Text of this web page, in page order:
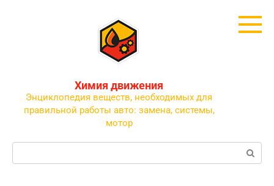
Химия движения
Энциклопедия веществ, необходимых для
правильной работы авто: замена, системы,
мотор
Поиск: